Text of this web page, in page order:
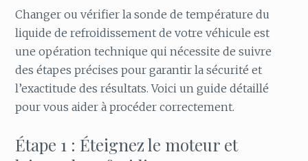
Changer ou vérifier la sonde de température du
liquide de refroidissement de votre véhicule est
une opération technique qui nécessite de suivre
des étapes précises pour garantir la sécurité et
l’exactitude des résultats. Voici un guide détaillé
pour vous aider à procéder correctement.
Étape 1 : Éteignez le moteur et